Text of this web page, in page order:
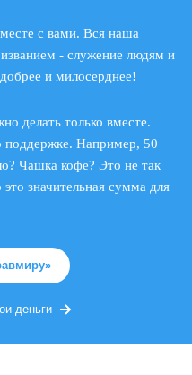
с вами. Вся наша
- служение людям и
и милосерднее!
делать только вместе.
поддержке. Например, 50
Чашка кофе? Это не так
значительная сумма для
деньги